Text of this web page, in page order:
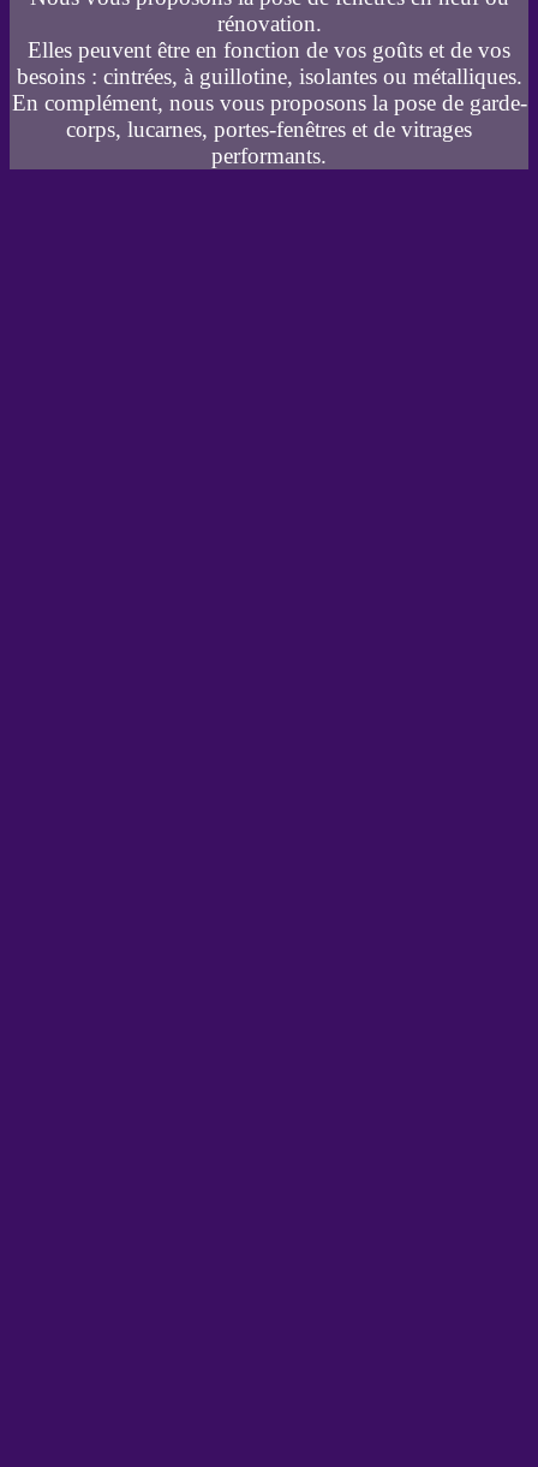
rénovation.
Elles peuvent être en fonction de vos goûts et de vos
besoins : cintrées, à guillotine, isolantes ou métalliques.
En complément, nous vous proposons la pose de garde-
corps, lucarnes, portes-fenêtres et de vitrages
performants.